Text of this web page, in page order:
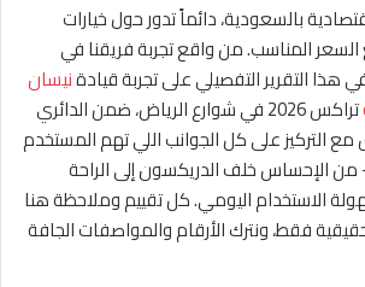
بالسعودية، دائماً تدور حول خيارات
المناسب. من واقع تجربة فريقنا في
هذا التقرير التفصيلي على تجربة قيادةنيسان
تراكس 2026 في شوارع الرياض، ضمن الدائري
مع التركيز على كل الجوانب اللي تهم المستخدم
الإحساس خلف الدريكسون إلى الراحة
الاستخدام اليومي. كل تقييم وملاحظة هنا
فقط، ونترك الأرقام والمواصفات الجافة